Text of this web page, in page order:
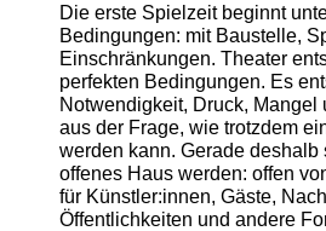
Die erste Spielzeit beginnt
Bedingungen: mit Baustelle,
Einschränkungen. Theater
perfekten Bedingungen. Es
Notwendigkeit, Druck, Mangel
aus der Frage, wie trotzdem
werden kann. Gerade
offenes Haus werden: offen
für Künstler:innen, Gäste,
Öffentlichkeiten und andere